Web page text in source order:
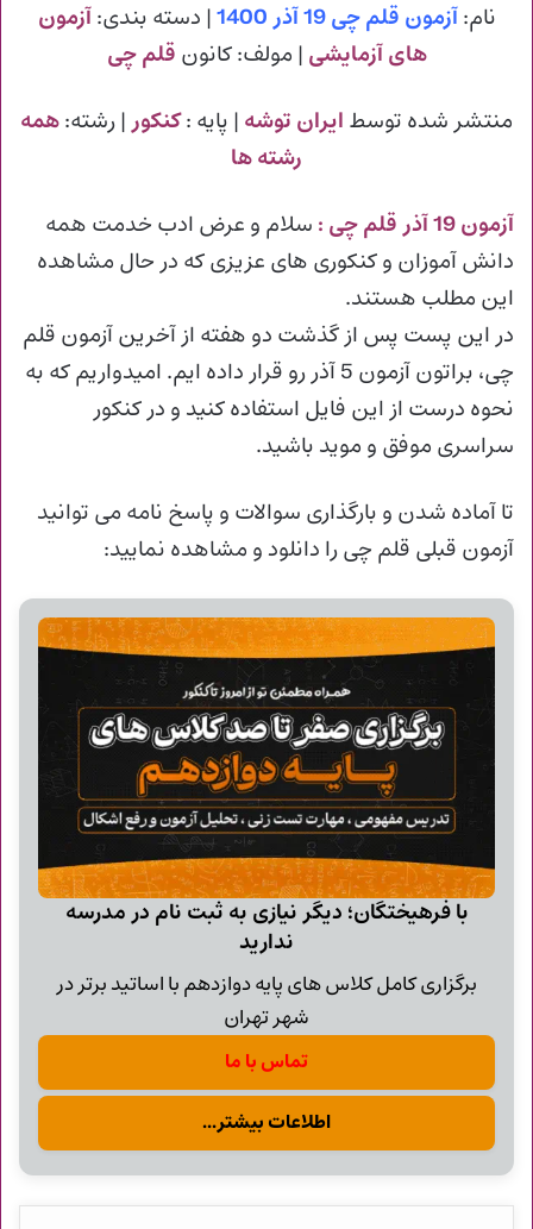
نام:آزمون قلم چی 19 آذر 1400 | دسته بندی:آزمون
های آزمایشی | مولف: کانون قلم چی
منتشر شده توسط ایران توشه | پایه :کنکور| رشته:همه
رشته ها
آزمون 19 آذر قلم چی :
سلام و عرض ادب خدمت همه
دانش آموزان و کنکوری های عزیزی که در حال مشاهده
این مطلب هستند.
در این پست پس از گذشت دو هفته از آخرین آزمون قلم
چی، براتون آزمون 5 آذر رو قرار داده ایم. امیدواریم که به
نحوه درست از این فایل استفاده کنید و در کنکور
سراسری موفق و موید باشید.
تا آماده شدن و بارگذاری سوالات و پاسخ نامه می توانید
آزمون قبلی قلم چی را دانلود و مشاهده نمایید:
با فرهیختگان؛ دیگر نیازی به ثبت نام در مدرسه
ندارید
برگزاری کامل کلاس های پایه دوازدهم با اساتید برتر در
شهر تهران
تماس با ما
اطلاعات بیشتر...